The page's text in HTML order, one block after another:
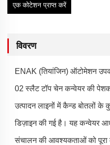
एक कोटेशन प्राप्त करें
विवरण
ENAK (तियांजिन) ऑटोमेशन
02 स्लैट टॉप चेन कन्वेयर की
उत्पादन लाइनों में कैन्ड बोतलों
डिज़ाइन की गई है। यह कन्वेयर
संचालन की आवश्यकताओं को